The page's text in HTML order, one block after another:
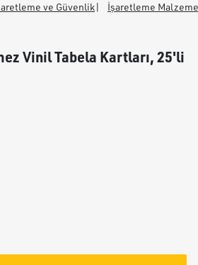
ve Güvenlik|
İşaretleme
Vinil Tabela Kartları, 25'li